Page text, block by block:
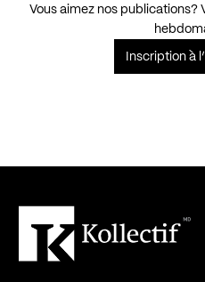
Vous aimez nos publications?
Inscription à